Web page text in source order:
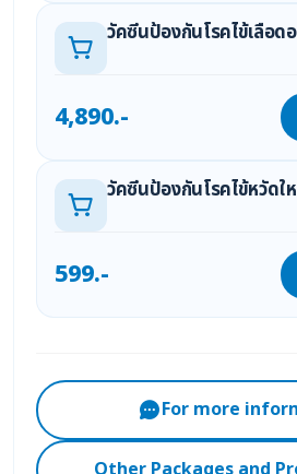
วัคซีนป้องกันโรคไข้เลือด
4,890.-
วัคซีนป้องกันโรคไข้หวัดใ
599.-
For more